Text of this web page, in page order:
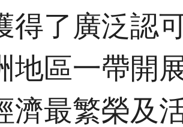
得了廣泛認
地區一帶開
濟最繁榮及